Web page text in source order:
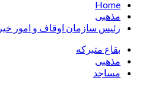
Home
مذهبی
رئیس سازمان اوقاف و امور
بقاع متبرکه
مذهبی
مساجد